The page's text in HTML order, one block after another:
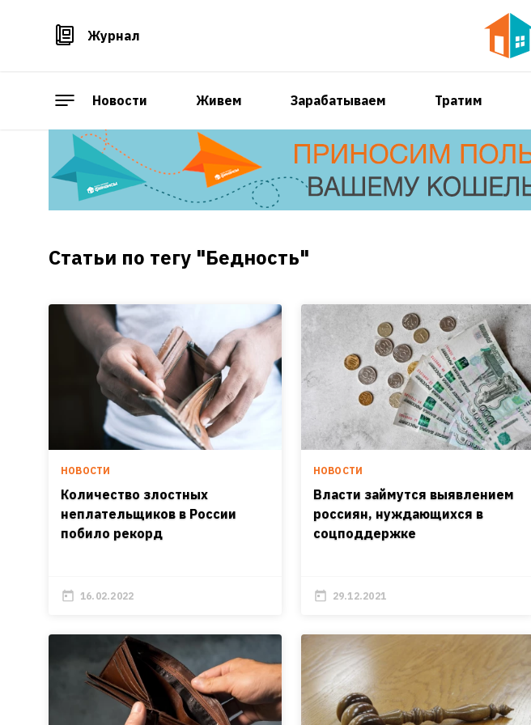
Журнал
Новости Живем Зарабатываем Тратим
Статьи по тегу "Бедность"
НОВОСТИ
Количество злостных
неплательщиков в России
побило рекорд
16.02.2022
НОВОСТИ
Власти займутся выявлением
россиян, нуждающихся в
соцподдержке
29.12.2021